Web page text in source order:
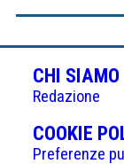
CHI SIAMO
Redazione
COOKIE
Preferenze